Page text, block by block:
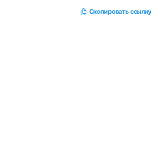
Скопировать ссылку